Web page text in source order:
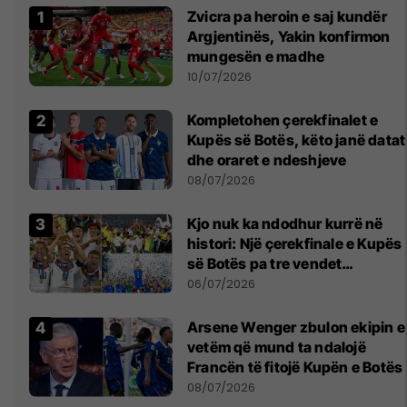
Zvicra pa heroin e saj kundër
Argjentinës, Yakin konfirmon
mungesën e madhe
10/07/2026
Kompletohen çerekfinalet e
Kupës së Botës, këto janë datat
dhe oraret e ndeshjeve
08/07/2026
Kjo nuk ka ndodhur kurrë në
histori: Një çerekfinale e Kupës
së Botës pa tre vendet
legjendare të futbollit
06/07/2026
Arsene Wenger zbulon ekipin e
vetëm që mund ta ndalojë
Francën të fitojë Kupën e Botës
08/07/2026